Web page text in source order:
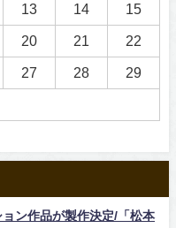
13 14 15
20 21 22
27 28 29
ン作品が製作決定/「松本